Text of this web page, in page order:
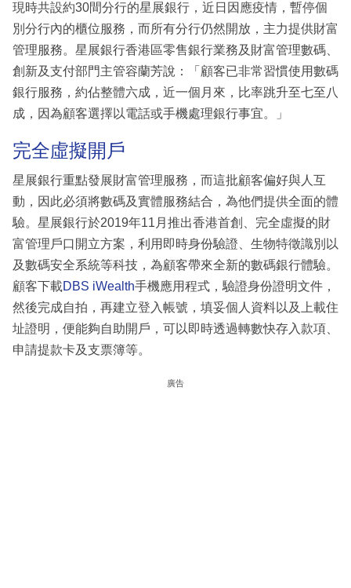
現時共設約30間分行的星展銀行，近日因應疫情，暫停個
別分行內的櫃位服務，而所有分行仍然開放，主力提供財富
管理服務。星展銀行香港區零售銀行業務及財富管理數碼、
創新及支付部門主管容蘭芳說：「顧客已非常習慣使用數碼
銀行服務，約佔整體六成，近一個月來，比率跳升至七至八
成，因為顧客選擇以電話或手機處理銀行事宜。」
完全虛擬開戶
星展銀行重點發展財富管理服務，而這批顧客偏好與人互
動，因此必須將數碼及實體服務結合，為他們提供全面的體
驗。星展銀行於2019年11月推出香港首創、完全虛擬的財
富管理戶口開立方案，利用即時身份驗證、生物特徵識別以
及數碼安全系統等科技，為顧客帶來全新的數碼銀行體驗。
顧客下載DBS iWealth手機應用程式，驗證身份證明文件，
然後完成自拍，再建立登入帳號，填妥個人資料以及上載住
址證明，便能夠自助開戶，可以即時透過轉數快存入款項、
申請提款卡及支票簿等。
廣告